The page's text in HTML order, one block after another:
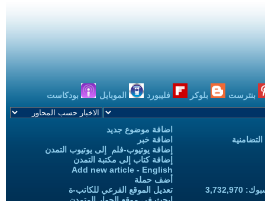
بنترست بلوكر فليبورد الموبايل بودكاست
اضافة موضوع جديد
اضافة خبر
إضافة يوتيوب-فلم إلى يوتيوب التمدن
إضافة كتاب إلى مكتبة التمدن
Add new article - English
أضف حملة
تعديل الموقع الفرعي للكاتب-ة